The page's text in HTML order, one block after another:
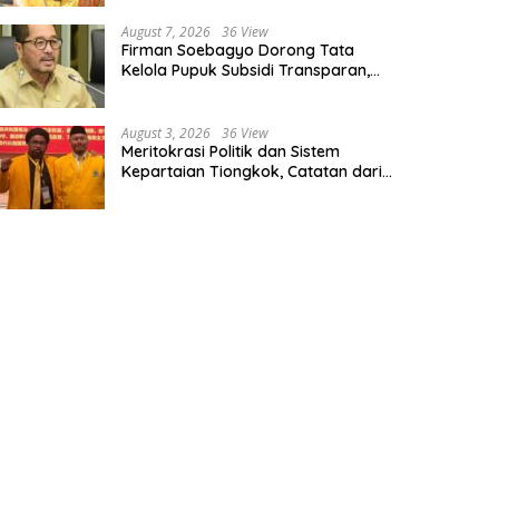
August 7, 2026 36 View
Firman Soebagyo Dorong Tata
Kelola Pupuk Subsidi Transparan,
August 3, 2026 36 View
Meritokrasi Politik dan Sistem
Kepartaian Tiongkok, Catatan dari